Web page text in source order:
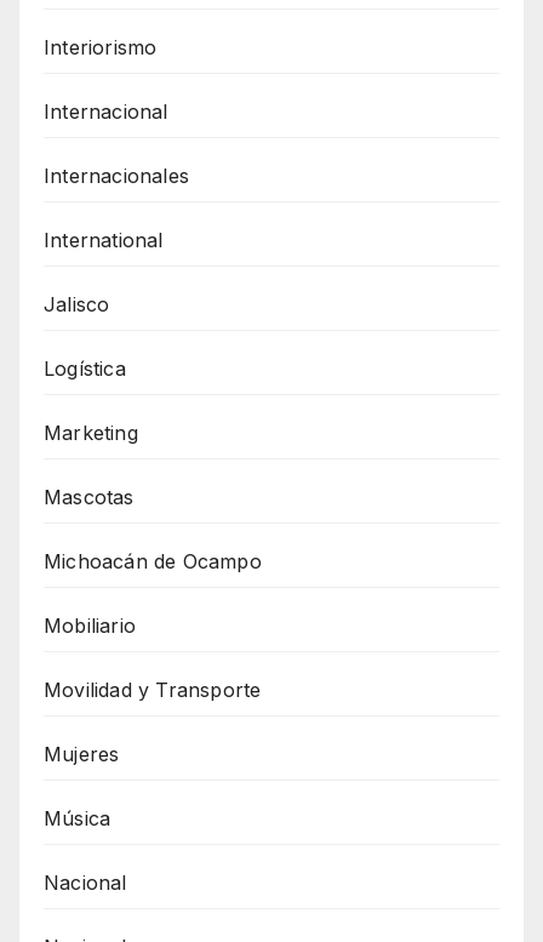
Interiorismo
Internacional
Internacionales
International
Jalisco
Logística
Marketing
Mascotas
Michoacán de Ocampo
Mobiliario
Movilidad y Transporte
Mujeres
Música
Nacional